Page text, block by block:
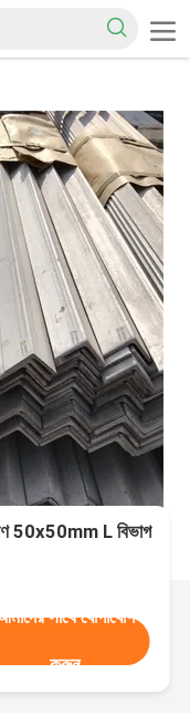
50x50mm L বিভাগ
সাথে যোগাযোগ
করুন